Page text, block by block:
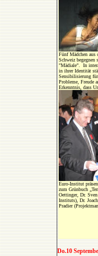
Fünf Mädchen aus
Schweiz
"Mädiale". In
in ihrer Identität
Sensibilisierung für
Probleme, Freude
Erkenntnis, dass
Euro-Institut
zum Grünbuch
Oettinger, Dr.
Instituts), Dr.
Pradier
Do.10